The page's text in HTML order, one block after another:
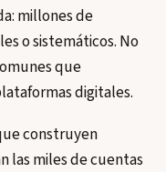
millones de
o sistemáticos. No
que
digitales.
construyen
las miles de cuentas